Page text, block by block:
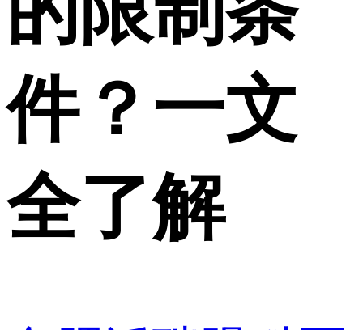
件？一文
全了解